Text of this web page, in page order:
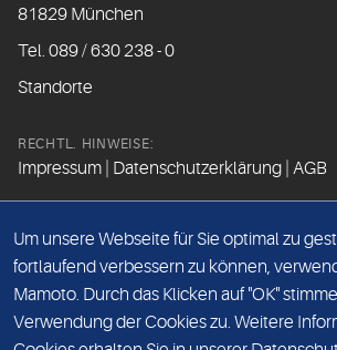
81829 München
Tel. 089 / 630 238 - 0
Standorte
RECHTL. HINWEISE:
Impressum Datenschutzerklärung AGB
Beim Besuch der Social Media Kanäle
Betreiber der Seite erfasst.
Um unsere Webseite für Sie optimal zu
fortlaufend verbessern zu können,
Mamoto. Durch das Klicken auf "OK"
Verwendung der Cookies zu. Weitere